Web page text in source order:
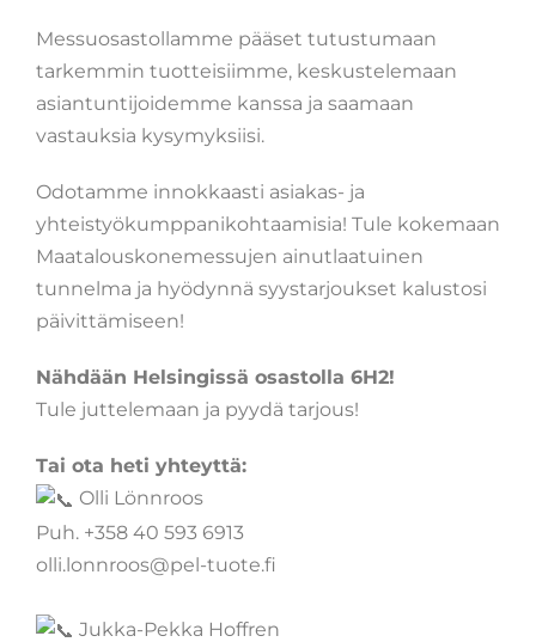
Messuosastollamme pääset tutustumaan
tarkemmin tuotteisiimme, keskustelemaan
asiantuntijoidemme kanssa ja saamaan
vastauksia kysymyksiisi.
Odotamme innokkaasti asiakas- ja
yhteistyökumppanikohtaamisia! Tule kokemaan
Maatalouskonemessujen ainutlaatuinen
tunnelma ja hyödynnä syystarjoukset kalustosi
päivittämiseen!
Nähdään Helsingissä osastolla 6H2!
Tule juttelemaan ja pyydä tarjous!
Tai ota heti yhteyttä:
Olli Lönnroos
Puh. +358 40 593 6913
olli.lonnroos@pel-tuote.fi
Jukka-Pekka Hoffren